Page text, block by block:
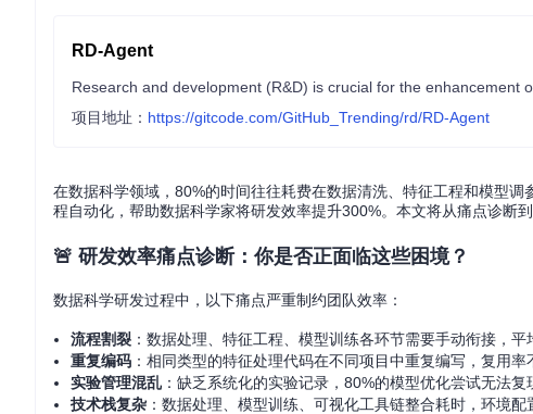
RD-Agent
项目地址： https://gitcode.com/GitHub_Trending/rd/RD-Agent
在数据科学领域，80%的时间往往耗费在数据清洗、特征工程和模型
程自动化，帮助数据科学家将研发效率提升300%。本文将从痛点诊断
🚨 研发效率痛点诊断：你是否正面临这些困境？
数据科学研发过程中，以下痛点严重制约团队效率：
流程割裂 ：数据处理、特征工程、模型训练各环节需要手动衔接，
重复编码 ：相同类型的特征处理代码在不同项目中重复编写，复用率
实验管理混乱 ：缺乏系统化的实验记录，80%的模型优化尝试无法复
技术栈复杂 ：数据处理、模型训练、可视化工具链整合耗时，环境